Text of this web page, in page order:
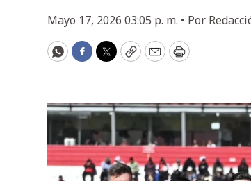
Mayo 17, 2026 03:05 p. m. • Por
WhatsApp
Facebook
Twitter
CopyEmailPrint